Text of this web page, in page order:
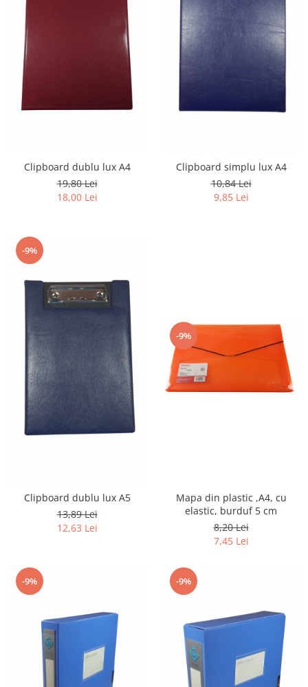
Clipboard dublu lux A4
19,80 Lei
18,00 Lei
Clipboard simplu lux A4
10,84 Lei
9,85 Lei
-9%
Clipboard dublu lux A5
13,89 Lei
12,63 Lei
-9%
Mapa din plastic ,A4, cu
elastic, burduf 5 cm
8,20 Lei
7,45 Lei
-9% -9%